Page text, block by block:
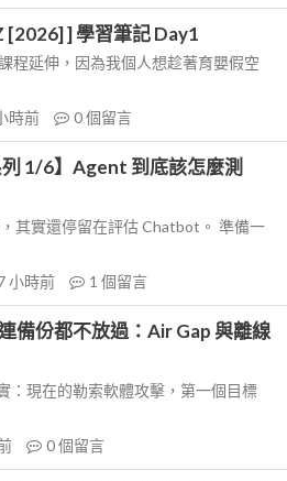
] 學習筆記 Day1
程延伸，因為我個人想趁著育嬰假空
時前 0個留言
1/6】Agent 到底該怎麼測
其實還停留在評估 Chatbot。 準備一
小時前 1 個留言
備份都不放過：Air Gap 與離線
：現在的勒索軟體攻擊，第一個目標
0個留言